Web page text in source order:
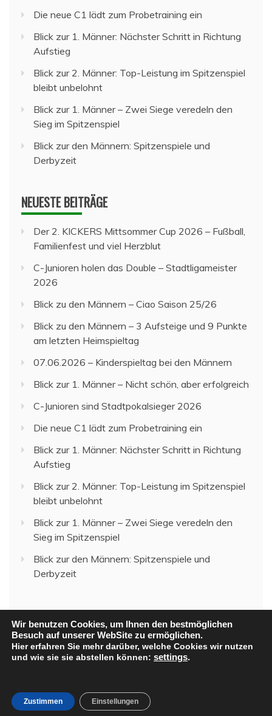
Die neue C1 lädt zum Probetraining ein
Blick zur 1. Männer: Nächster Schritt in Richtung
Aufstieg
Blick zur 2. Männer: Top-Leistung im Spitzenspiel
bleibt unbelohnt
Blick zur 1. Männer – Zwei Siege veredeln den
Sieg im Spitzenspiel
Blick zur den Männern: Spitzenspiele und
Derbyzeit
NEUESTE BEITRÄGE
Der 2. KICKERS Mittsommer Cup 2026 – Fußball,
Familienfest und viel Herzblut
C-Junioren holen das Double – Stadtligameister
2026
Blick zu den Männern – Ciao Saison 25/26
Blick zu den Männern – 3 Aufsteige und 9 Punkte
am letzten Heimspieltag
07.06.2026 – Kinderspieltag bei den Männern
Blick zur 1. Männer – Nicht schön, aber erfolgreich
C-Junioren sind Stadtpokalsieger 2026
Die neue C1 lädt zum Probetraining ein
Blick zur 1. Männer: Nächster Schritt in Richtung
Aufstieg
Blick zur 2. Männer: Top-Leistung im Spitzenspiel
bleibt unbelohnt
Blick zur 1. Männer – Zwei Siege veredeln den
Sieg im Spitzenspiel
Blick zur den Männern: Spitzenspiele und
Derbyzeit
All Rights Reserved 2023.
byCandid Themes
Wir benutzen Cookies, um Ihnen den bestmöglichen
Besuch auf unserer WebSite zu ermöglichen.
Hier erfahren Sie mehr darüber, welche Cookies wir nutzen
und wie sie sie abstellen können: settings.
Zustimmen Einstellungen